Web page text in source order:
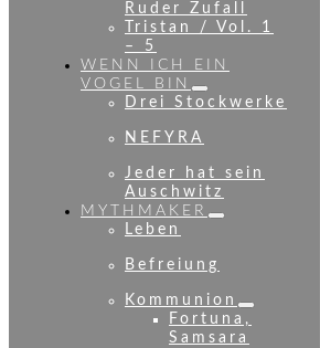
Ruder Zufall
Tristan / Vol. 1
– 5
WENN ICH EIN
VOGEL BIN
Drei Stockwerke
NEFYRA
Jeder hat sein
Auschwitz
MYTHMAKER
Leben
Befreiung
Kommunion
Fortuna,
Samsara